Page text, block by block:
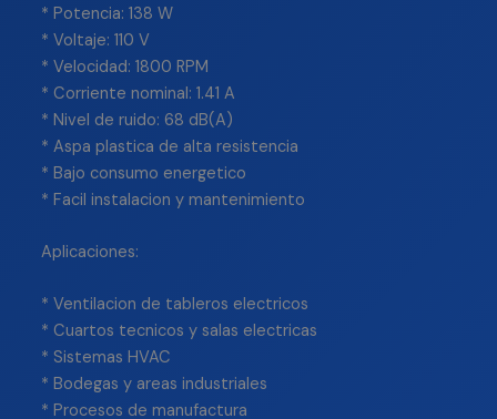
* Potencia: 138 W
* Voltaje: 110 V
* Velocidad: 1800 RPM
* Corriente nominal: 1.41 A
* Nivel de ruido: 68 dB(A)
* Aspa plastica de alta resistencia
* Bajo consumo energetico
* Facil instalacion y mantenimiento
Aplicaciones:
* Ventilacion de tableros electricos
* Cuartos tecnicos y salas electricas
* Sistemas HVAC
* Bodegas y areas industriales
* Procesos de manufactura